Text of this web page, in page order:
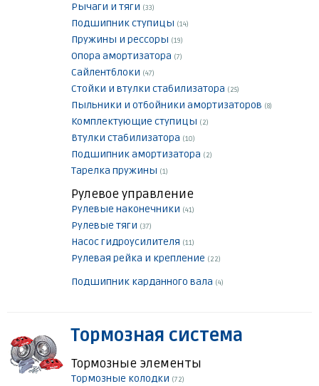
Рычаги и тяги (33)
Подшипник ступицы (14)
Пружины и рессоры (19)
Опора амортизатора (7)
Сайлентблоки (47)
Стойки и втулки стабилизатора (25)
Пыльники и отбойники амортизаторов (8)
Комплектующие ступицы (2)
Втулки стабилизатора (10)
Подшипник амортизатора (2)
Тарелка пружины (1)
Рулевое управление
Рулевые наконечники (41)
Рулевые тяги (37)
Насос гидроусилителя (11)
Рулевая рейка и крепление (22)
Подшипник карданного вала (4)
Тормозная система
Тормозные элементы
Тормозные колодки (72)